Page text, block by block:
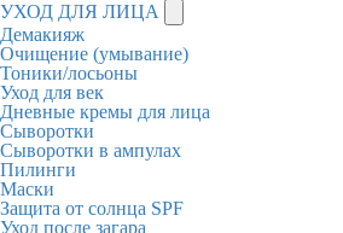
УХОД ДЛЯ ЛИЦА
Демакияж
Очищение (умывание)
Тоники/лосьоны
Уход для век
Дневные кремы для лица
Сыворотки
Сыворотки в ампулах
Пилинги
Маски
Защита от солнца SPF
Уход после загара